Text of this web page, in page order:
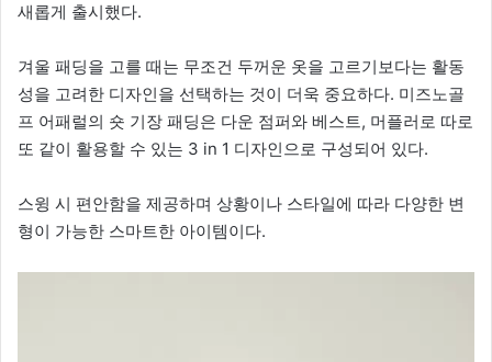
새롭게 출시했다.
겨울 패딩을 고를 때는 무조건 두꺼운 옷을 고르기보다는 활동
성을 고려한 디자인을 선택하는 것이 더욱 중요하다. 미즈노골
프 어패럴의 숏 기장 패딩은 다운 점퍼와 베스트, 머플러로 따로
또 같이 활용할 수 있는 3 in 1 디자인으로 구성되어 있다.
스윙 시 편안함을 제공하며 상황이나 스타일에 따라 다양한 변
형이 가능한 스마트한 아이템이다.